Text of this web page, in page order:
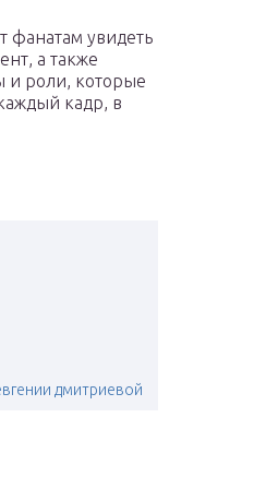
фанатам увидеть
а также
и роли, которые
кадр, в
дмитриевой